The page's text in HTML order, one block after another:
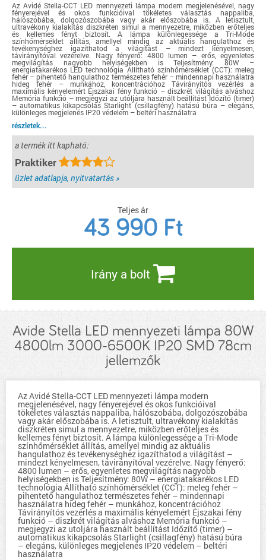
Az Avidé Stella-CCT LED mennyezeti lámpa modern megjelenésével, nagy
fényerejével és okos funkcióival tökéletes választás nappaliba,
hálószobába, dolgozószobába vagy akár előszobába is. A letisztult,
ultravékony kialakítás diszkréten simul a mennyezetre, miközben erőteljes
és kellemes fényt biztosít. A lámpa különlegessége a Tri-Mode
színhőmérséklet állítás, amellyel mindig az aktuális hangulathoz és
tevékenységhez igazíthatod a világítást – mindezt kényelmesen,
távirányítóval vezérelve. Nagy fényerő: 4800 lumen – erős, egyenletes
megvilágítás nagyobb helyiségekben is Teljesítmény: 80W –
energiatakarékos LED technológia Állítható színhőmérséklet (CCT): meleg
fehér – pihentető hangulathoz természetes fehér – mindennapi használatra
hideg fehér – munkához, koncentrációhoz Távirányítós vezérlés a
maximális kényelemért Éjszakai fény funkció – diszkrét világítás alváshoz
Memória funkció – megjegyzi az utoljára használt beállítást Időzítő (timer)
– automatikus kikapcsolás Starlight (csillagfény) hatású búra – elegáns,
különleges megjelenés IP20 védelem – beltéri használatra
részletek...
a termék itt kapható:
Praktiker
üzlet adatlapja, nyitvatartás »
Teljes ár
43 990 Ft
Irány a bolt
Avide Stella LED mennyezeti lámpa 80W
4800lm 3000-6500K IP20 SMD 78cm
jellemzők
Az Avidé Stella-CCT LED mennyezeti lámpa modern
megjelenésével, nagy fényerejével és okos funkcióival
tökéletes választás nappaliba, hálószobába, dolgozószobába
vagy akár előszobába is. A letisztult, ultravékony kialakítás
diszkréten simul a mennyezetre, miközben erőteljes és
kellemes fényt biztosít. A lámpa különlegessége a Tri-Mode
színhőmérséklet állítás, amellyel mindig az aktuális
hangulathoz és tevékenységhez igazíthatod a világítást –
mindezt kényelmesen, távirányítóval vezérelve. Nagy fényerő:
4800 lumen – erős, egyenletes megvilágítás nagyobb
helyiségekben is Teljesítmény: 80W – energiatakarékos LED
technológia Állítható színhőmérséklet (CCT): meleg fehér –
pihentető hangulathoz természetes fehér – mindennapi
használatra hideg fehér – munkához, koncentrációhoz
Távirányítós vezérlés a maximális kényelemért Éjszakai fény
funkció – diszkrét világítás alváshoz Memória funkció –
megjegyzi az utoljára használt beállítást Időzítő (timer) –
automatikus kikapcsolás Starlight (csillagfény) hatású búra
– elegáns, különleges megjelenés IP20 védelem – beltéri
használatra